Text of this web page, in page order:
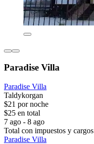
Paradise Villa
Paradise Villa
Taldykorgan
$21 por noche
$25 en total
7 ago - 8 ago
Total con impuestos y cargos
Paradise Villa